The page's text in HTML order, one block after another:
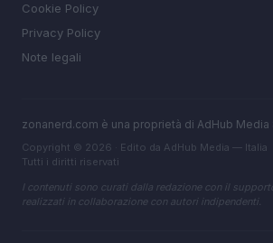
Cookie Policy
Privacy Policy
Note legali
zonanerd.com è una proprietà di AdHub Media
Copyright © 2026 · Edito da AdHub Media — Italia
Tutti i diritti riservati
I contenuti sono curati dalla redazione con il
realizzati in collaborazione con autori indipendenti.